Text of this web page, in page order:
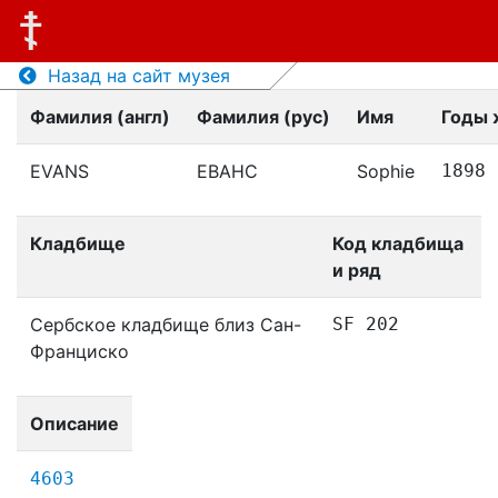
Назад на сайт музея
Фамилия (англ)
Фамилия (рус) Имя Годы
EVANS ЕВАНС Sophie 1898
Кладбище
Код кладбища
и ряд
Сербское кладбище близ Сан-
Франциско
SF 202
Описание
4603